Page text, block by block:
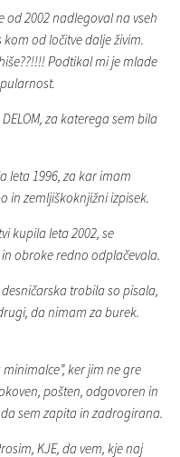
od 2002 nadlegoval na vseh
od ločitve dalje živim.
Podtikal mi je mlade
za katerega sem bila
leta 1996, za kar imam
in zemljiškoknjižni izpisek.
kupila leta 2002, se
obroke redno odplačevala.
desničarska trobila so pisala,
da nimam za burek.
ker jim ne gre
pošten, odgovoren in
sem zapita in zadrogirana.
KJE, da vem, kje naj